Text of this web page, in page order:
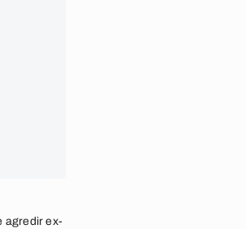
agredir ex-